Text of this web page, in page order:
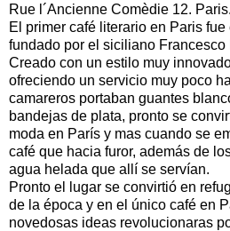
Rue l´Ancienne Comèdie 12.
El primer café literario en Paris
fundado por el siciliano Francesco
Creado con un estilo muy
ofreciendo un servicio muy poco
camareros portaban guantes
bandejas de plata, pronto se
moda en París y mas cuando se
café que hacia furor, además de
agua helada que allí se servían.
Pronto el lugar se convirtió en
de la época y en el único café en
novedosas ideas revolucionaras